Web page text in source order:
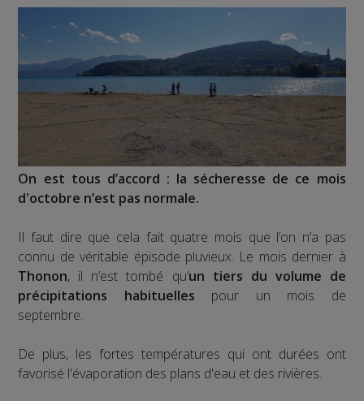
On est tous d’accord : la sécheresse de ce mois
d'octobre n’est pas normale.
Il faut dire que cela fait quatre mois que l’on n’a pas
connu de véritable épisode pluvieux. Le mois dernier à
Thonon, il n’est tombé qu’un tiers du volume de
précipitations habituelles pour un mois de
septembre.
De plus, les fortes températures qui ont durées ont
favorisé l'évaporation des plans d'eau et des rivières.